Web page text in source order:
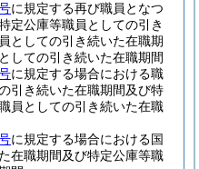
に規定する再び職員となつ
定公庫等職員としての引き
としての引き続いた在職期
しての引き続いた在職期間
に規定する場合における職
引き続いた在職期間及び特
員としての引き続いた在職
に規定する場合における国
在職期間及び特定公庫等職